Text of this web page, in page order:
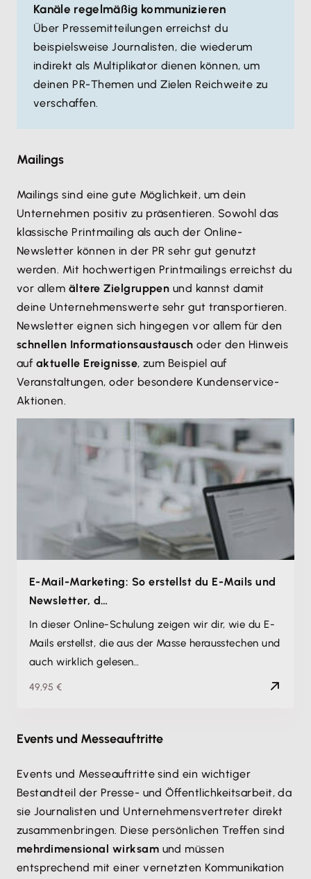
Kanäle regelmäßig kommunizieren
Über Pressemitteilungen erreichst du
beispielsweise Journalisten, die wiederum
indirekt als Multiplikator dienen können, um
deinen PR-Themen und Zielen Reichweite zu
verschaffen.
Mailings
Mailings sind eine gute Möglichkeit, um dein
Unternehmen positiv zu präsentieren. Sowohl das
klassische Printmailing als auch der Online-
Newsletter können in der PR sehr gut genutzt
werden. Mit hochwertigen Printmailings erreichst du
vor allem ältere Zielgruppen und kannst damit
deine Unternehmenswerte sehr gut transportieren.
Newsletter eignen sich hingegen vor allem für den
schnellen Informationsaustausch oder den Hinweis
auf aktuelle Ereignisse, zum Beispiel auf
Veranstaltungen, oder besondere Kundenservice-
Aktionen.
E-Mail-Marketing: So erstellst du E-Mails und
Newsletter, d…
In dieser Online-Schulung zeigen wir dir, wie du E-
Mails erstellst, die aus der Masse herausstechen und
auch wirklich gelesen…
49,95 €
Events und Messeauftritte
Events und Messeauftritte sind ein wichtiger
Bestandteil der Presse- und Öffentlichkeitsarbeit, da
sie Journalisten und Unternehmensvertreter direkt
zusammenbringen. Diese persönlichen Treffen sind
mehrdimensional wirksam und müssen
entsprechend mit einer vernetzten Kommunikation